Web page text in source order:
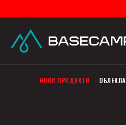
НОВИ ПРОДУКТИ ОБЛЕКЛА